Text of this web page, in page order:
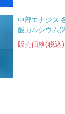
中部エナジス
酸カルシウム
販売価格(税込)